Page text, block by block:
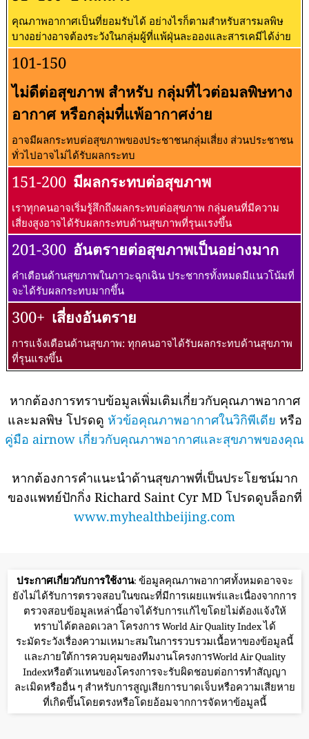
คุณภาพอากาศเป็นที่ยอมรับได้ อย่างไรก็ตามสำหรับสารมลพิษ
บางอย่างอาจต้องระวังในกลุ่มผู้ที่แพ้ฝุ่นละอองและสารเคมีได้ง่าย
101-150
ไม่ดีต่อสุขภาพ สำหรับ กลุ่มที่ไวต่อมลพิษทาง
อากาศ หรือกลุ่มที่แพ้อากาศง่าย
อาจมีผลกระทบต่อสุขภาพของประชาชนกลุ่มเสี่ยง ส่วนประชาชน
ทั่วไปอาจไม่ได้รับผลกระทบ
151-200 มีผลกระทบต่อสุขภาพ
เราทุกคนอาจเริ่มรู้สึกถึงผลกระทบต่อสุขภาพ กลุ่มคนที่มีความ
เสี่ยงสูงอาจได้รับผลกระทบด้านสุขภาพที่รุนแรงขึ้น
201-300 อันตรายต่อสุขภาพเป็นอย่างมาก
คำเตือนด้านสุขภาพในภาวะฉุกเฉิน ประชากรทั้งหมดมีแนวโน้มที่
จะได้รับผลกระทบมากขึ้น
300+ เสี่ยงอันตราย
การแจ้งเตือนด้านสุขภาพ: ทุกคนอาจได้รับผลกระทบด้านสุขภาพ
ที่รุนแรงขึ้น
หากต้องการทราบข้อมูลเพิ่มเติมเกี่ยวกับคุณภาพอากาศ
และมลพิษ โปรดดู หัวข้อคุณภาพอากาศในวิกิพีเดีย หรือ
คู่มือ airnow เกี่ยวกับคุณภาพอากาศและสุขภาพของคุณ
หากต้องการคำแนะนำด้านสุขภาพที่เป็นประโยชน์มาก
ของแพทย์ปักกิ่ง Richard Saint Cyr MD โปรดดูบล็อกที่
www.myhealthbeijing.com
ประกาศเกี่ยวกับการใช้งาน: ข้อมูลคุณภาพอากาศทั้งหมดอาจจะ
ยังไม่ได้รับการตรวจสอบในขณะที่มีการเผยแพร่และเนื่องจากการ
ตรวจสอบข้อมูลเหล่านี้อาจได้รับการแก้ไขโดยไม่ต้องแจ้งให้
ทราบได้ตลอดเวลา โครงการ World Air Quality Index ได้
ระมัดระวังเรื่องความเหมาะสมในการรวบรวมเนื้อหาของข้อมูลนี้
และภายใต้การควบคุมของทีมงานโครงการWorld Air Quality
Indexหรือตัวแทนของโครงการจะรับผิดชอบต่อการทำสัญญา
ละเมิดหรืออื่น ๆ สำหรับการสูญเสียการบาดเจ็บหรือความเสียหาย
ที่เกิดขึ้นโดยตรงหรือโดยอ้อมจากการจัดหาข้อมูลนี้